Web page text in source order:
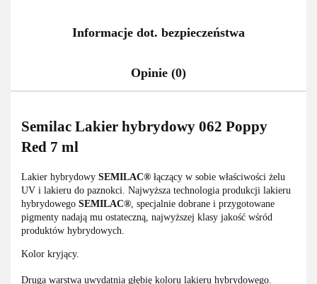
Informacje dot. bezpieczeństwa
Opinie (0)
Semilac Lakier hybrydowy 062 Poppy
Red 7 ml
Lakier hybrydowy SEMILAC® łączący w sobie właściwości żelu
UV i lakieru do paznokci. Najwyższa technologia produkcji lakieru
hybrydowego SEMILAC® , specjalnie dobrane i przygotowane
pigmenty nadają mu ostateczną, najwyższej klasy jakość wśród
produktów hybrydowych.
Kolor kryjący.
Druga warstwa uwydatnia głębię koloru lakieru hybrydowego.